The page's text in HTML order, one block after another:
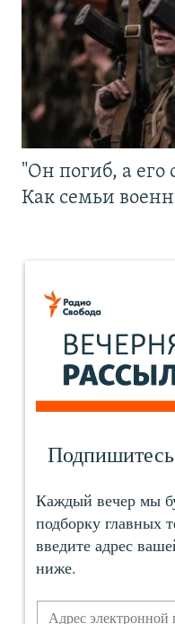
"Он погиб, а его
Как семьи